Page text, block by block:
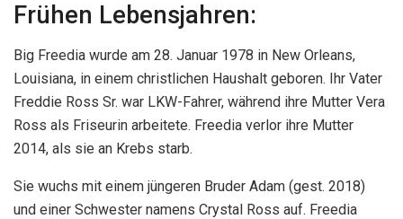
Frühen Lebensjahren:
Big Freedia wurde am 28. Januar 1978 in New Orleans,
Louisiana, in einem christlichen Haushalt geboren. Ihr Vater
Freddie Ross Sr. war LKW-Fahrer, während ihre Mutter Vera
Ross als Friseurin arbeitete. Freedia verlor ihre Mutter
2014, als sie an Krebs starb.
Sie wuchs mit einem jüngeren Bruder Adam (gest. 2018)
und einer Schwester namens Crystal Ross auf. Freedia